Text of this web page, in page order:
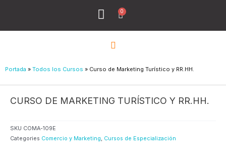
contenido
Menu
0
Cart
Portada » Todos los Cursos » Curso de Marketing Turístico y RR.HH.
CURSO DE MARKETING TURÍSTICO Y RR.HH.
SKU COMA-109E
Categories Comercio y Marketing, Cursos de Especialización